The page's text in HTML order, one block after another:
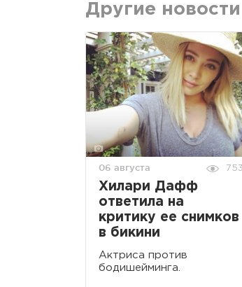
Другие новости
06 августа
Хилари Дафф
ответила на
критику ее снимков
в бикини
Актриса против
бодишейминга.